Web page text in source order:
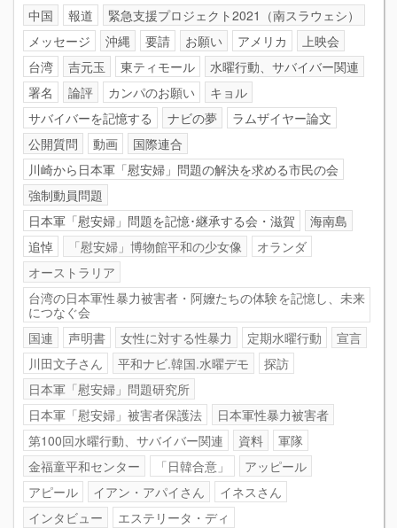
中国
報道
緊急支援プロジェクト2021（南スラウェシ）
メッセージ
沖縄 要請 お願い アメリカ
上映会
台湾
吉元玉 東ティモール
水曜行動、サバイバー関連
署名
論評 カンパのお願い
キョル
サバイバーを記憶する
ナビの夢
ラムザイヤー論文
公開質問
動画
国際連合
川崎から日本軍「慰安婦」問題の解決を求める市民の会
強制動員問題
日本軍「慰安婦」問題を記憶･継承する会・滋賀
海南島
追悼
「慰安婦」博物館平和の少女像
オランダ
オーストラリア
台湾の日本軍性暴力被害者・阿嬤たちの体験を記憶し、未来
につなぐ会
国連
声明書 女性に対する性暴力 定期水曜行動
宣言
川田文子さん
平和ナビ.韓国.水曜デモ
探訪
日本軍「慰安婦」問題研究所
日本軍「慰安婦」被害者保護法
日本軍性暴力被害者
第100回水曜行動、サバイバー関連
資料
軍隊
金福童平和センター
「日韓合意」
アッピール
アピール
イアン・アパイさん
イネスさん
インタビュー
エステリータ・ディ